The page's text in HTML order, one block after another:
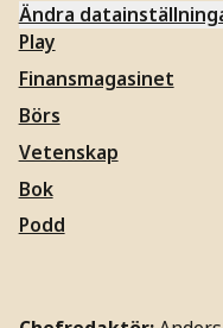
Ändra
Play
Finansmagasinet
Börs
Vetenskap
Bok
Podd